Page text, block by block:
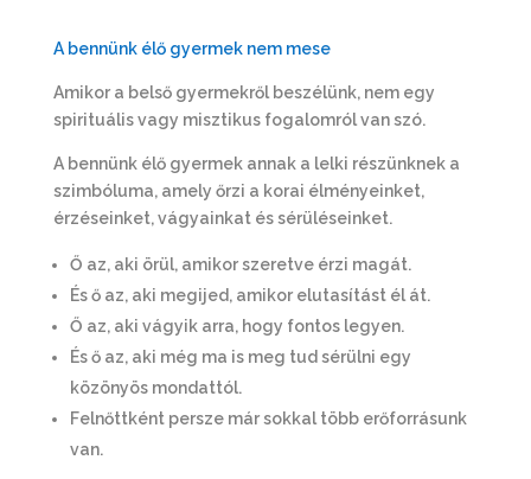
A bennünk élő gyermek nem mese
Amikor a belső gyermekről beszélünk, nem egy
spirituális vagy misztikus fogalomról van szó.
A bennünk élő gyermek annak a lelki részünknek a
szimbóluma, amely őrzi a korai élményeinket,
érzéseinket, vágyainkat és sérüléseinket.
Ő az, aki örül, amikor szeretve érzi magát.
És ő az, aki megijed, amikor elutasítást él át.
Ő az, aki vágyik arra, hogy fontos legyen.
És ő az, aki még ma is meg tud sérülni egy
közönyös mondattól.
Felnőttként persze már sokkal több erőforrásunk
van.